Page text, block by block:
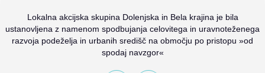
Lokalna akcijska skupina Dolenjska in Bela krajina je bila
ustanovljena z namenom spodbujanja celovitega in uravnoteženega
razvoja podeželja in urbanih središč na območju po pristopu »od
spodaj navzgor«